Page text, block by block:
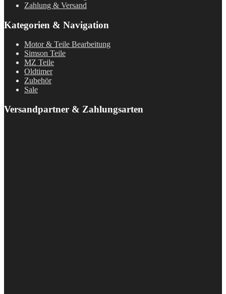
Zahlung & Versand
Kategorien & Navigation
Motor & Teile Bearbeitung
Simson Teile
MZ Teile
Oldtimer
Zubehör
Sale
Versandpartner & Zahlungsarten